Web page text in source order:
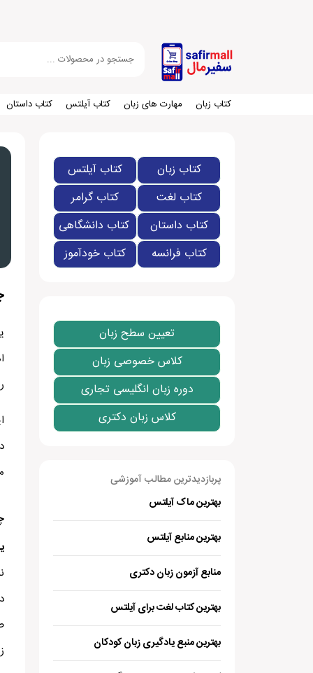
کتاب زبان مهارت های زبان کتاب آیلتس کتاب داستان
کتاب زبان
کتاب آیلتس
کتاب لغت
کتاب گرامر
کتاب داستان
کتاب دانشگاهی
کتاب فرانسه
کتاب خودآموز
تعیین سطح زبان
کلاس خصوصی زبان
دوره زبان انگلیسی تجاری
کلاس زبان دکتری
پربازدیدترین مطالب آموزشی
بهترین ماک آیلتس
بهترین منابع آیلتس
منابع آزمون زبان دکتری
بهترین کتاب لغت برای آیلتس
بهترین منبع یادگیری زبان کودکان